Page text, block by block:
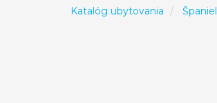
Katalóg ubytovania